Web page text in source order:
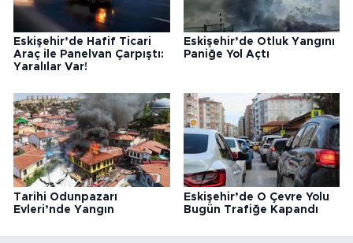
Eskişehir’de Hafif Ticari
Araç ile Panelvan Çarpıştı:
Yaralılar Var!
Eskişehir’de Otluk Yangını
Paniğe Yol Açtı
Tarihi Odunpazarı
Evleri’nde Yangın
Eskişehir’de O Çevre Yolu
Bugün Trafiğe Kapandı